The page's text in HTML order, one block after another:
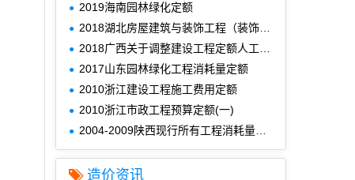
2019海南园林绿化定额
2018湖北房屋建筑与装饰工程（装饰措施）定额
2018广西关于调整建设工程定额人工费及有关费率的通知
2017山东园林绿化工程消耗量定额
2010浙江建设工程施工费用定额
2010浙江市政工程预算定额(一)
2004-2009陕西现行所有工程消耗量定额使用说明
造价资讯